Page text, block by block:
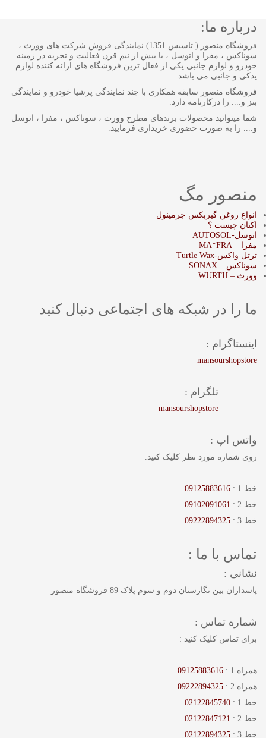
درباره ما:
فروشگاه منصور ( تاسیس 1351) نمایندگی فروش شرکت های وورث ،
سوناکس ، مفرا و اتوسل ، با بیش از نیم قرن فعالیت و تجربه در زمینه
خودرو و لوازم جانبی یکی از فعال ترین فروشگاه های ارائه کننده لوازم
یدکی و جانبی می باشد.
فروشگاه منصور سابقه همکاری با چند نمایندگی پرشیا خودرو و نمایندگی
بنز و.... را درکارنامه دارد.
شما میتوانید محصولات برندهای مطرح وورث ، سوناکس ، مفرا ، اتوسل
و.... را به صورت حضوری خریداری فرمایید.
منصور مگ
انواع روغن گیربکس جرمینول
اکتان چیست ؟
اتوسل-AUTOSOL
مفرا – MA*FRA
ترتل واکس-Turtle Wax
سوناکس – SONAX
وورث – WURTH
ما را در شبکه های اجتماعی دنبال کنید
اینستاگرام :
mansourshopstore
تلگرام :
mansourshopstore
واتس اپ :
روی شماره مورد نظر کلیک کنید.
خط 1 :
09125883616
خط 2 :
09102091061
خط 3 :
09222894325
تماس با ما :
نشانی :
پاسداران بین نگارستان دوم و سوم پلاک 89 فروشگاه منصور
شماره تماس :
برای تماس کلیک کنید :
همراه 1 :
09125883616
همراه 2 :
09222894325
خط 1 :
02122845740
خط 2 :
02122847121
خط 3 :
02122894325